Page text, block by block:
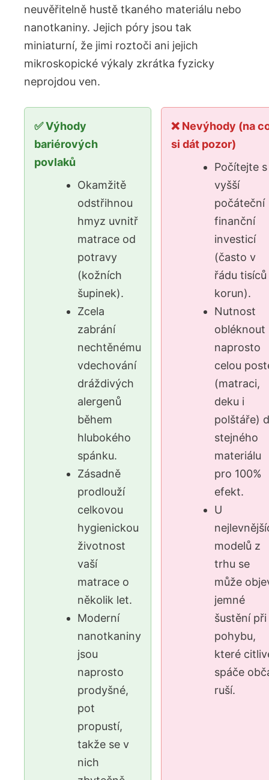
neuvěřitelně hustě tkaného materiálu nebo
nanotkaniny. Jejich póry jsou tak
miniaturní, že jimi roztoči ani jejich
mikroskopické výkaly zkrátka fyzicky
neprojdou ven.
✅ Výhody
bariérových
povlaků
Okamžitě
odstřihnou
hmyz uvnitř
matrace od
potravy
(kožních
šupinek).
Zcela
zabrání
nechtěnému
vdechování
dráždivých
alergenů
během
hlubokého
spánku.
Zásadně
prodlouží
celkovou
hygienickou
životnost
vaší
matrace o
několik let.
Moderní
nanotkaniny
jsou
naprosto
prodyšné,
pot
propustí,
takže se v
nich
❌ Nevýhody (na
si dát pozor)
Počítejte s
vyšší
počáteční
finanční
investicí
(často v
řádu tisíců
korun).
Nutnost
obléknout
naprosto
celou
(matraci,
deku i
polštáře)
stejného
materiálu
pro 100%
efekt.
U
modelů z
trhu se
může
jemné
šustění při
pohybu,
které
spáče
ruší.